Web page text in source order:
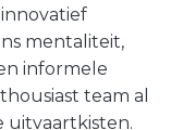
innovatief
mentaliteit,
informele
team al
uitvaartkisten.